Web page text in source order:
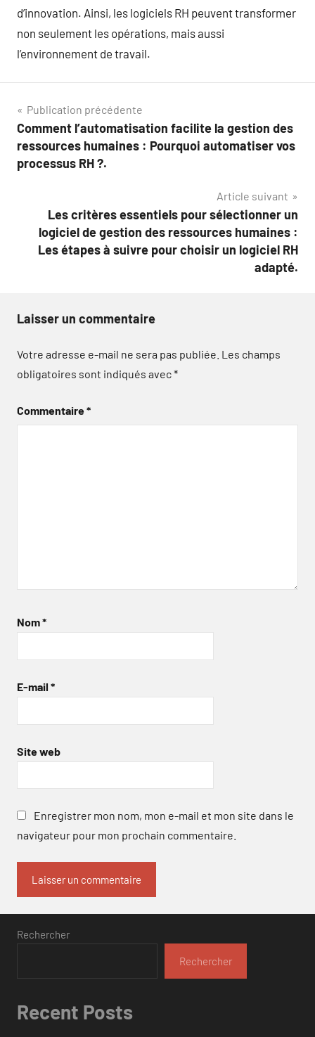
d’innovation. Ainsi, les logiciels RH peuvent transformer
non seulement les opérations, mais aussi
l’environnement de travail.
Navigation
de
l’article
Publication précédente
Comment l’automatisation facilite la gestion des
ressources humaines : Pourquoi automatiser vos
processus RH ?.
Article suivant
Les critères essentiels pour sélectionner un
logiciel de gestion des ressources humaines :
Les étapes à suivre pour choisir un logiciel RH
adapté.
Laisser un commentaire
Votre adresse e-mail ne sera pas publiée. Les champs
obligatoires sont indiqués avec*
Commentaire*
Nom*
E-mail *
Site web
Enregistrer mon nom, mon e-mail et mon site dans le
navigateur pour mon prochain commentaire.
Rechercher
Rechercher
Recent Posts